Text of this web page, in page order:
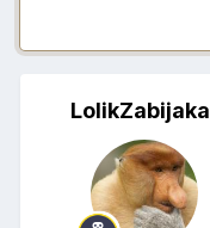
LolikZabijaka